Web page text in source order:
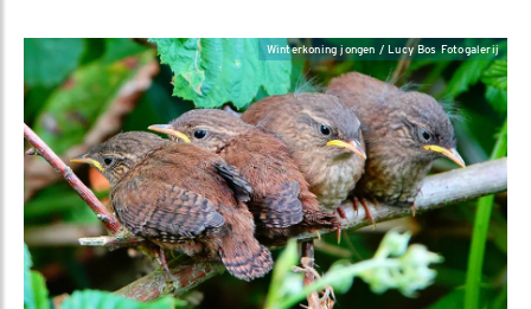
Winterkoning jongen / Lucy Bos Fotogalerij